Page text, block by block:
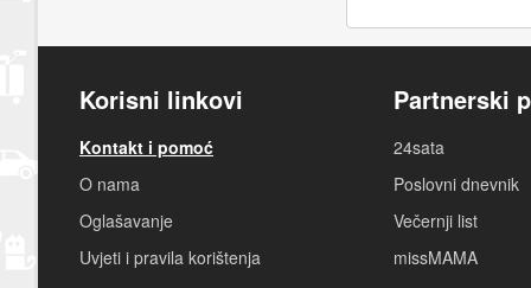
Korisni linkovi
Kontakt i pomoć
O nama
Oglašavanje
Uvjeti i pravila korištenja
Partnerski
24sata
Poslovni dnevnik
Večernji list
missMAMA